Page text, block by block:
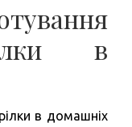
в
в домашніх